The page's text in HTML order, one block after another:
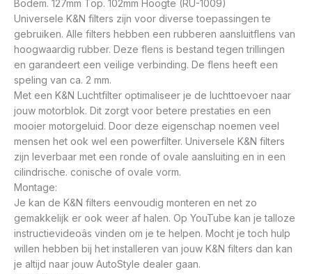
Bodem. 127mm Top. 102mm Hoogte (RU-1009)
Universele K&N filters zijn voor diverse toepassingen te
gebruiken. Alle filters hebben een rubberen aansluitflens van
hoogwaardig rubber. Deze flens is bestand tegen trillingen
en garandeert een veilige verbinding. De flens heeft een
speling van ca. 2 mm.
Met een K&N Luchtfilter optimaliseer je de luchttoevoer naar
jouw motorblok. Dit zorgt voor betere prestaties en een
mooier motorgeluid. Door deze eigenschap noemen veel
mensen het ook wel een powerfilter. Universele K&N filters
zijn leverbaar met een ronde of ovale aansluiting en in een
cilindrische. conische of ovale vorm.
Montage:
Je kan de K&N filters eenvoudig monteren en net zo
gemakkelijk er ook weer af halen. Op YouTube kan je talloze
instructievideoâs vinden om je te helpen. Mocht je toch hulp
willen hebben bij het installeren van jouw K&N filters dan kan
je altijd naar jouw AutoStyle dealer gaan.